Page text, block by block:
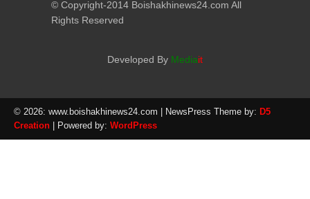
© Copyright-2014 Boishakhinews24.com All
Rights Reserved
Developed By Mediait
© 2026: www.boishakhinews24.com | NewsPress Theme by: D5
Creation | Powered by: WordPress